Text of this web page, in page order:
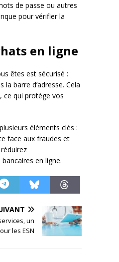
de passe ou autres
pour vérifier la
en ligne
êtes est sécurisé :
barre d’adresse. Cela
ce qui protège vos
éléments clés :
face aux fraudes et
en ligne.
un
les ESN